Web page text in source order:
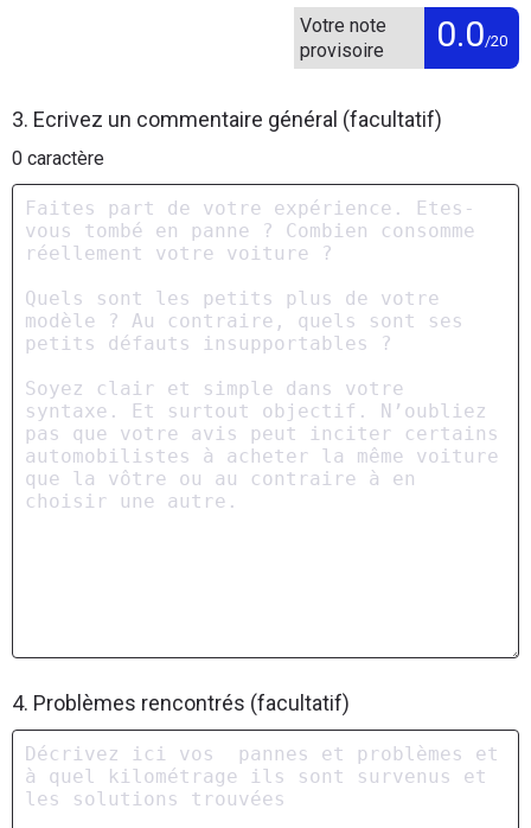
Votre note
provisoire
0.0/20
3. Ecrivez un commentaire général (facultatif)
0 caractère
4. Problèmes rencontrés (facultatif)